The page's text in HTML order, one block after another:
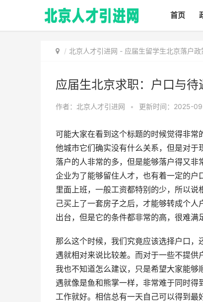
首页
北京人才引进网 - 应届生留学生北京落户
应届生北京求职：户口与待
作者：北京人才引进网 • 更新时间：2025-
可能大家在看到这个标题的时候觉得非
他城市它们确实没有什么关系，但是对
落户的人非常的多，但是能够落户得又
企业为了能够留住人才，也有着一定的户
里面上班，一般工资都特别的少，所以
己买上了一套房子之后，才能够转成个
出台，但是它的条件都非常的高，很难满
那么这个时候，我们究竟应该选择户口
遇就相对来说比较差。而对于一些不提供
我也不知道怎么建议，只是希望大家能
遇就像是鱼和熊掌一样，非常难于同时
工作就好。相信总有一天自己可以得到